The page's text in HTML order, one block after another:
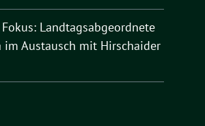
Landtagsabgeordnete
im Austausch mit Hirschaider